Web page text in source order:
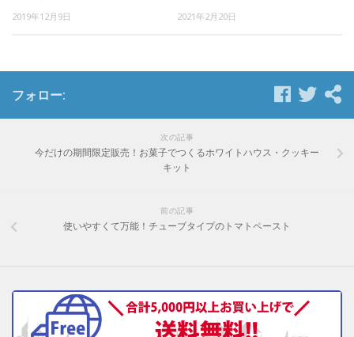
2019年12月9日 2021年2月20日
フォロー:
次の記事
今だけの期間限定販売！お菓子でつくるホワイトハウス・クッキー
キット
前の記事
使いやすくて万能！チューブタイプのトマトペースト